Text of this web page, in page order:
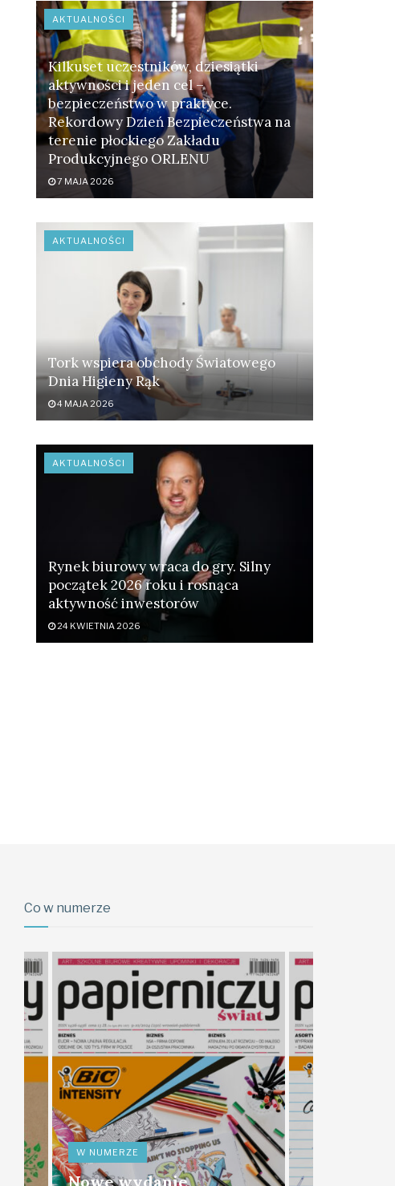
AKTUALNOŚCI
Kilkuset uczestników, dziesiątki
aktywności i jeden cel –
bezpieczeństwo w praktyce.
Rekordowy Dzień Bezpieczeństwa na
terenie płockiego Zakładu
Produkcyjnego ORLENU
7 MAJA 2026
AKTUALNOŚCI
Tork wspiera obchody Światowego
Dnia Higieny Rąk
4 MAJA 2026
AKTUALNOŚCI
Rynek biurowy wraca do gry. Silny
początek 2026 roku i rosnąca
aktywność inwestorów
24 KWIETNIA 2026
Co w numerze
W NUMERZE
Nowe wydanie